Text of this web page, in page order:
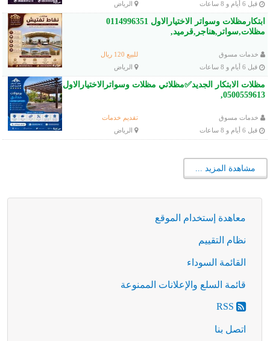
قبل 6 أيام و 8 ساعات
الرياض
ابتكارمظلات وسواتر الاختيارالاول 0114996351
مظلات,سواتر,هناجر,قرميد,
خدمات مسوق
للبيع 120 ريال
قبل 6 أيام و 8 ساعات
الرياض
مظلات الابتكار الجديد✅مظلاتي مظلات وسواترالاختيارالاول
0500559613,
خدمات مسوق
تقديم خدمات
قبل 6 أيام و 8 ساعات
الرياض
معاهدة إستخدام الموقع
نظام التقييم
القائمة السوداء
قائمة السلع والإعلانات الممنوعة
اتصل بنا